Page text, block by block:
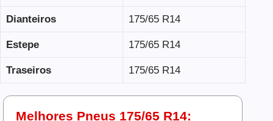
Dianteiros 175/65 R14
Estepe 175/65 R14
Traseiros 175/65 R14
Melhores Pneus 175/65 R14: